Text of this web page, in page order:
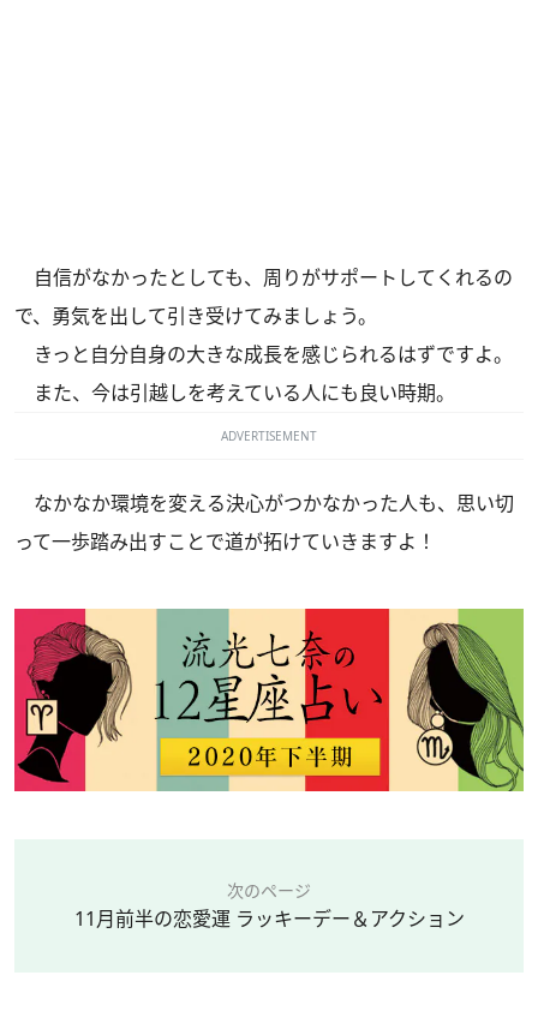
自信がなかったとしても、周りがサポートしてくれるの
で、勇気を出して引き受けてみましょう。
きっと自分自身の大きな成長を感じられるはずですよ。
また、今は引越しを考えている人にも良い時期。
ADVERTISEMENT
なかなか環境を変える決心がつかなかった人も、思い切
って一歩踏み出すことで道が拓けていきますよ！
次のページ
11月前半の恋愛運 ラッキーデー＆アクション